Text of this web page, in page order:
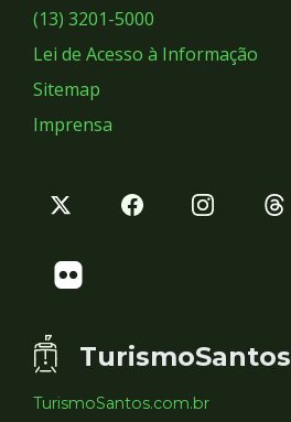
Sociais
(13) 3201-5000
Lei de Acesso à Informação
Sitemap
Imprensa
TurismoSantos
TurismoSantos.com.br